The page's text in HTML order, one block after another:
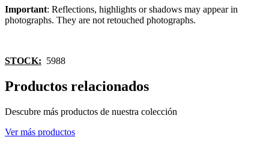
Important: Reflections, highlights or shadows may appear in
photographs. They are not retouched photographs.
STOCK: 5988
Productos relacionados
Descubre más productos de nuestra colección
Ver más productos